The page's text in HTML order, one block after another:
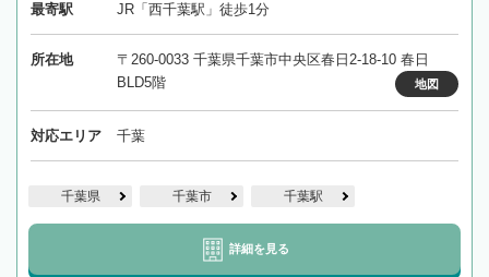
最寄駅 JR「西千葉駅」徒歩1分
所在地
〒260-0033 千葉県千葉市中央区春日2-18-10 春日
BLD5階
地図
対応エリア 千葉
千葉県 千葉市 千葉駅
詳細を見る